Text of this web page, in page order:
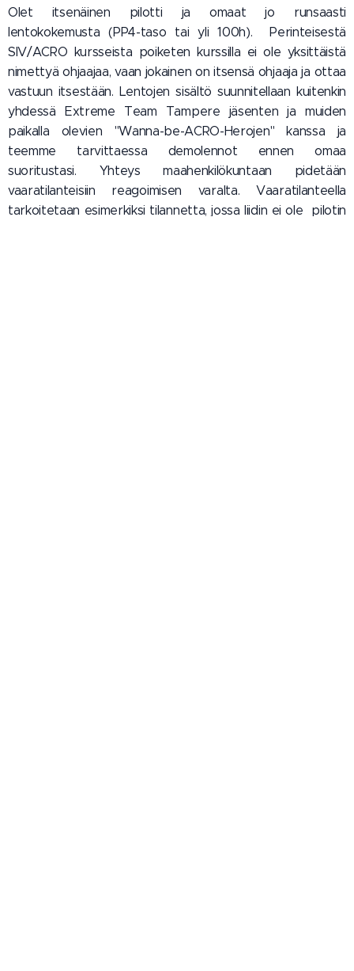
Olet itsenäinen pilotti ja omaat jo runsaasti
lentokokemusta (PP4-taso tai yli 100h). Perinteisestä
SIV/ACRO kursseista poiketen kurssilla ei ole yksittäistä
nimettyä ohjaajaa, vaan jokainen on itsensä ohjaaja ja ottaa
vastuun itsestään. Lentojen sisältö suunnitellaan kuitenkin
yhdessä Extreme Team Tampere jäsenten ja muiden
paikalla olevien "Wanna-be-ACRO-Herojen" kanssa ja
teemme tarvittaessa demolennot ennen omaa
suoritustasi. Yhteys maahenkilökuntaan pidetään
vaaratilanteisiin reagoimisen varalta. Vaaratilanteella
tarkoitetaan esimerkiksi tilannetta, jossa liidin ei ole pilotin